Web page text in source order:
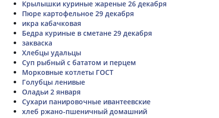
Крылышки куриные жареные 26 декабря
Пюре картофельное 29 декабря
икра кабачковая
Бедра куриные в сметане 29 декабря
закваска
Хлебцы удальцы
Суп рыбный с бататом и перцем
Морковные котлеты ГОСТ
Голубцы ленивые
Оладьи 2 января
Сухари панировочные ивантеевские
хлеб ржано-пшеничный домашний